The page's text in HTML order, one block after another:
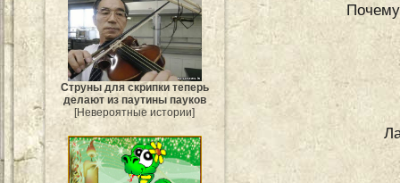
Струны для скрипки теперь
делают из паутины пауков
[Невероятные истории]